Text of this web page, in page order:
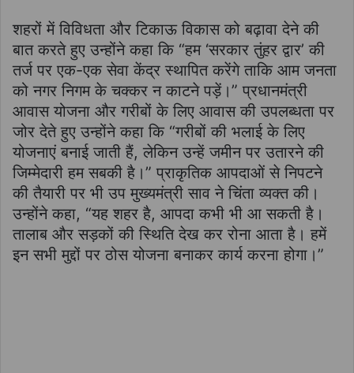
शहरों में विविधता और टिकाऊ विकास को बढ़ावा देने की
बात करते हुए उन्होंने कहा कि “हम ‘सरकार तुंहर द्वार’ की
तर्ज पर एक-एक सेवा केंद्र स्थापित करेंगे ताकि आम जनता
को नगर निगम के चक्कर न काटने पड़ें।” प्रधानमंत्री
आवास योजना और गरीबों के लिए आवास की उपलब्धता पर
जोर देते हुए उन्होंने कहा कि “गरीबों की भलाई के लिए
योजनाएं बनाई जाती हैं, लेकिन उन्हें जमीन पर उतारने की
जिम्मेदारी हम सबकी है।” प्राकृतिक आपदाओं से निपटने
की तैयारी पर भी उप मुख्यमंत्री साव ने चिंता व्यक्त की।
उन्होंने कहा, “यह शहर है, आपदा कभी भी आ सकती है।
तालाब और सड़कों की स्थिति देख कर रोना आता है। हमें
इन सभी मुद्दों पर ठोस योजना बनाकर कार्य करना होगा।”